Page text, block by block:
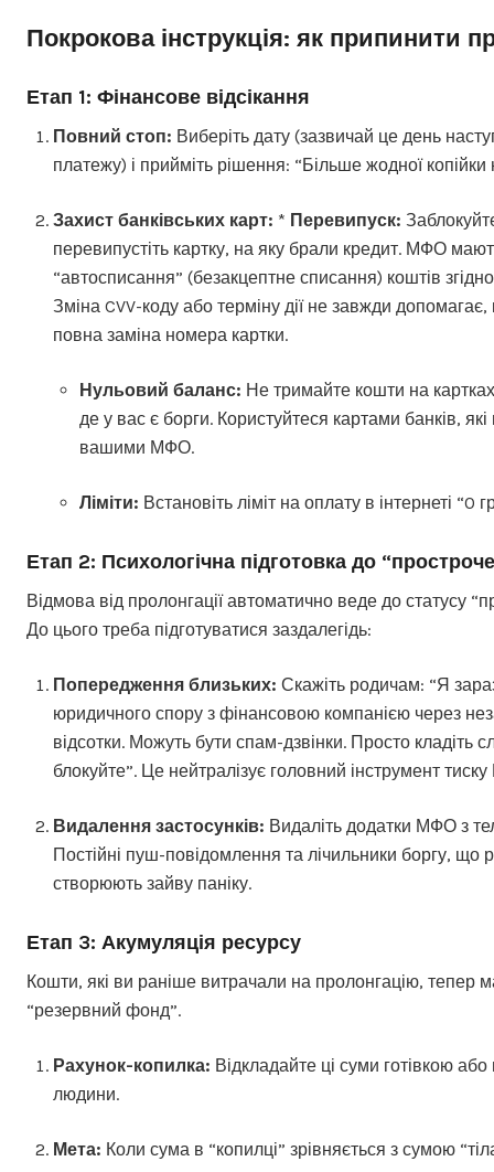
Покрокова інструкція: як припинити
Етап 1: Фінансове відсікання
Повний стоп: Виберіть дату (зазвичай це день
платежу) і прийміть рішення: “Більше жодної копійки
Захист банківських карт: * Перевипуск:
перевипустіть картку, на яку брали кредит. МФО
“автосписання” (безакцептне списання) коштів
Зміна CVV-коду або терміну дії не завжди
повна заміна номера картки.
Нульовий баланс: Не тримайте кошти на
де у вас є борги. Користуйтеся картами банків, які
вашими МФО.
Ліміти: Встановіть ліміт на оплату в інтернеті “0
Етап 2: Психологічна підготовка до
Відмова від пролонгації автоматично веде до статусу
До цього треба підготуватися заздалегідь:
Попередження близьких: Скажіть родичам: “Я
юридичного спору з фінансовою компанією через
відсотки. Можуть бути спам-дзвінки. Просто кладіть
блокуйте”. Це нейтралізує головний інструмент
Видалення застосунків: Видаліть додатки МФО з
Постійні пуш-повідомлення та лічильники боргу, що
створюють зайву паніку.
Етап 3: Акумуляція ресурсу
Кошти, які ви раніше витрачали на пролонгацію, тепер
“резервний фонд”.
Рахунок-копилка: Відкладайте ці суми готівкою або
людини.
Мета: Коли сума в “копилці” зрівняється з сумою